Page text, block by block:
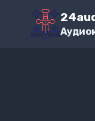
Перейти
содержимому